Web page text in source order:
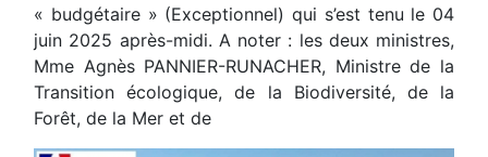
« budgétaire » (Exceptionnel) qui s’est tenu le 04
juin 2025 après-midi. A noter : les deux ministres,
Mme Agnès PANNIER-RUNACHER, Ministre de la
Transition écologique, de la Biodiversité, de la
Forêt, de la Mer et de